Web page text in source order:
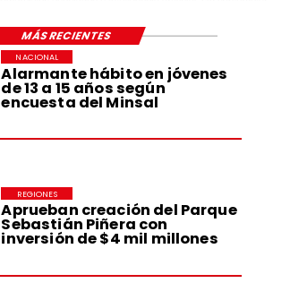
Alarmante hábito en jóvenes
de 13 a 15 años según
encuesta del Minsal
NACIONAL
Aprueban creación del Parque
Sebastián Piñera con
inversión de $4 mil millones
REGIONES
MÁS RECIENTES